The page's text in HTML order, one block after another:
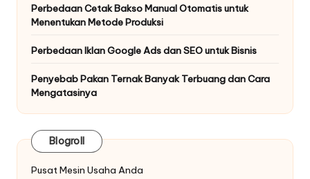
Perbedaan Cetak Bakso Manual Otomatis untuk
Menentukan Metode Produksi
Perbedaan Iklan Google Ads dan SEO untuk Bisnis
Penyebab Pakan Ternak Banyak Terbuang dan Cara
Mengatasinya
Blogroll
Pusat Mesin Usaha Anda